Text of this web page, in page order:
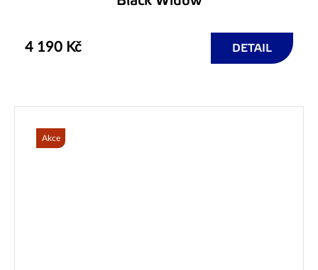
4 190 Kč DETAIL
Akce